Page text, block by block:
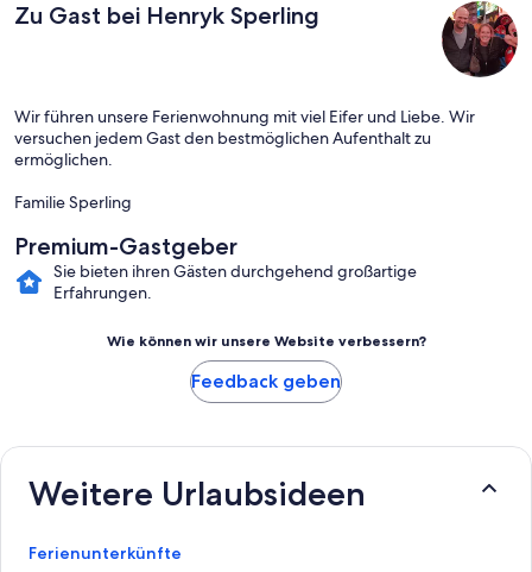
Zu Gast bei Henryk Sperling
Wir führen unsere Ferienwohnung mit viel Eifer und Liebe. Wir
versuchen jedem Gast den bestmöglichen Aufenthalt zu
ermöglichen.
Familie Sperling
Premium-Gastgeber
Sie bieten ihren Gästen durchgehend großartige
Erfahrungen.
Wie können wir unsere Website verbessern?
Feedback geben
Weitere Urlaubsideen
Ferienunterkünfte